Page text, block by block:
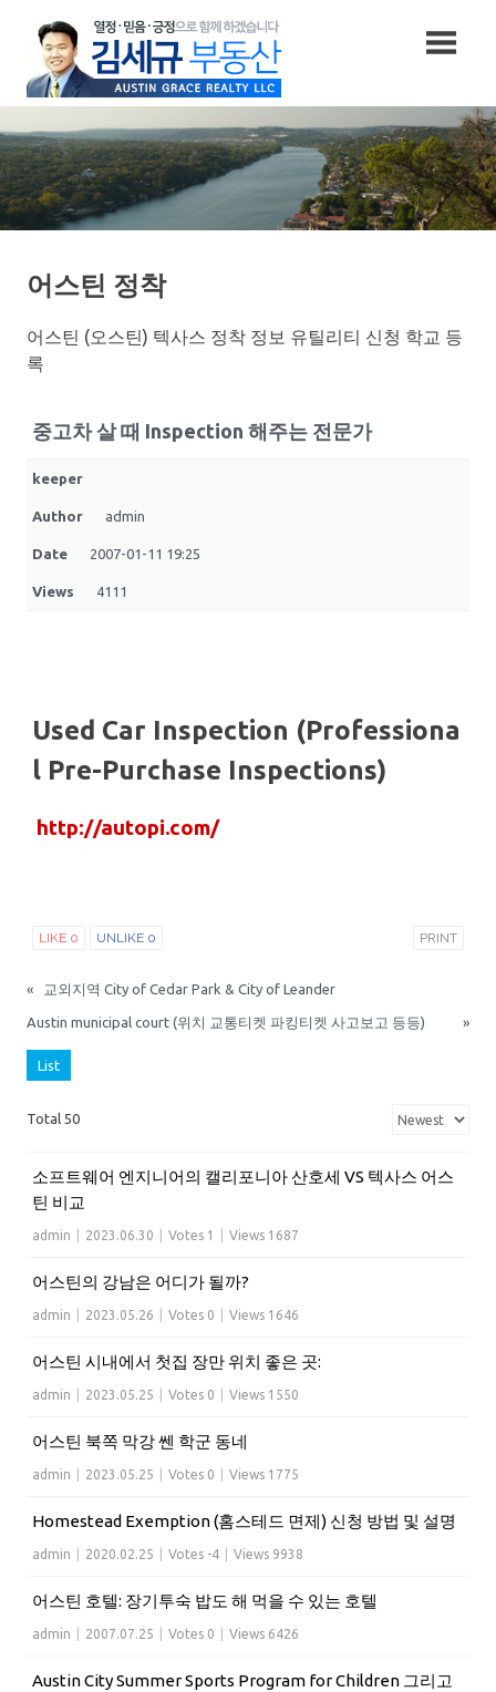
content
어스틴 정착
어스틴 (오스틴) 텍사스 정착 정보 유틸리티 신청 학교 등
록
중고차 살 때 Inspection 해주는 전문가
keeper
Author admin
Date 2007-01-11 19:25
Views 4111
Used Car Inspection (Professiona
l Pre-Purchase Inspections)
http://autopi.com/
LIKE 0 UNLIKE 0 PRINT
« 교외지역 City of Cedar Park & City of Leander
Austin municipal court (위치 교통티켓 파킹티켓 사고보고 등등) »
List
Total 50
소프트웨어 엔지니어의 캘리포니아 산호세 VS 텍사스 어스
틴 비교
admin 2023.06.30 Votes 1 Views 1687
어스틴의 강남은 어디가 될까?
admin 2023.05.26 Votes 0 Views 1646
어스틴 시내에서 첫집 장만 위치 좋은 곳:
admin 2023.05.25 Votes 0 Views 1550
어스틴 북쪽 막강 쎈 학군 동네
admin 2023.05.25 Votes 0 Views 1775
Homestead Exemption (홈스테드 면제) 신청 방법 및 설명
admin 2020.02.25 Votes -4 Views 9938
어스틴 호텔: 장기투숙 밥도 해 먹을 수 있는 호텔
admin 2007.07.25 Votes 0 Views 6426
Austin City Summer Sports Program for Children 그리고